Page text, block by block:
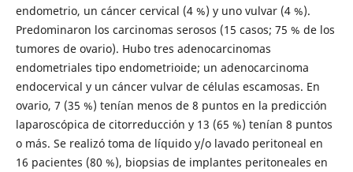
endometrio, un cáncer cervical (4 %) y uno vulvar (4 %).
Predominaron los carcinomas serosos (15 casos; 75 % de los
tumores de ovario). Hubo tres adenocarcinomas
endometriales tipo endometrioide; un adenocarcinoma
endocervical y un cáncer vulvar de células escamosas. En
ovario, 7 (35 %) tenían menos de 8 puntos en la predicción
laparoscópica de citorreducción y 13 (65 %) tenían 8 puntos
o más. Se realizó toma de líquido y/o lavado peritoneal en
16 pacientes (80 %), biopsias de implantes peritoneales en